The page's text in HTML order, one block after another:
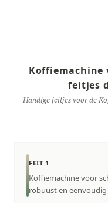
Koffiemachine
feitjes
Handige feitjes voor de
FEIT 1
Koffiemachine voor
robuust en eenvoudig